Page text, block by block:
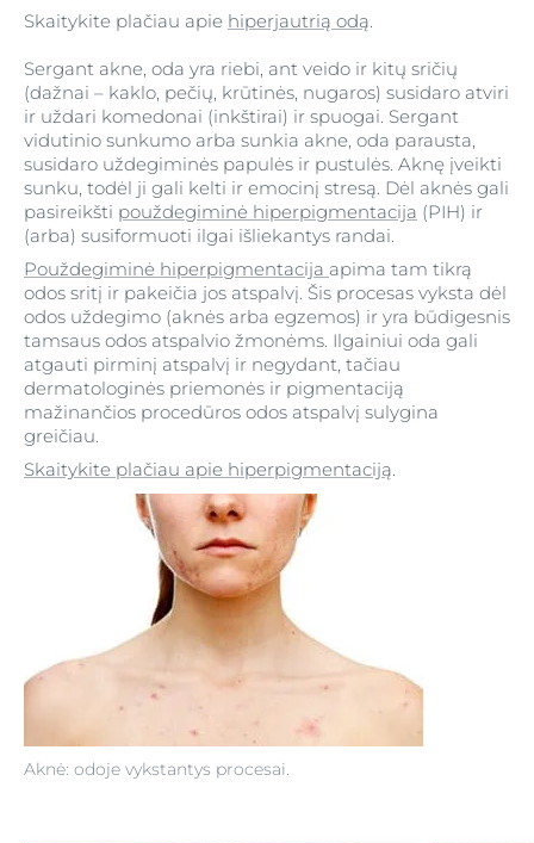
Skaitykite plačiau apie hiperjautrią odą.
Aknė: odoje vykstantys procesai.
Sergant akne, oda yra riebi, ant veido ir kitų sričių
(dažnai – kaklo, pečių, krūtinės, nugaros) susidaro atviri
ir uždari komedonai (inkštirai) ir spuogai. Sergant
vidutinio sunkumo arba sunkia akne, oda parausta,
susidaro uždegiminės papulės ir pustulės. Aknę įveikti
sunku, todėl ji gali kelti ir emocinį stresą. Dėl aknės gali
pasireikšti použdegiminė hiperpigmentacija (PIH) ir
(arba) susiformuoti ilgai išliekantys randai.
Použdegiminė hiperpigmentacija apima tam tikrą
odos sritį ir pakeičia jos atspalvį. Šis procesas vyksta dėl
odos uždegimo (aknės arba egzemos) ir yra būdigesnis
tamsaus odos atspalvio žmonėms. Ilgainiui oda gali
atgauti pirminį atspalvį ir negydant, tačiau
dermatologinės priemonės ir pigmentaciją
mažinančios procedūros odos atspalvį sulygina
greičiau.
Skaitykite plačiau apie hiperpigmentaciją.